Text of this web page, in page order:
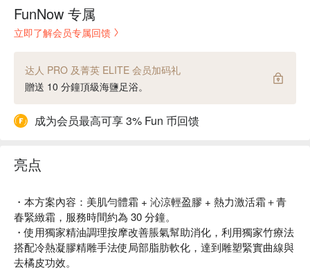
FunNow 专属
立即了解会员专属回馈
达人 PRO 及菁英 ELITE 会员加码礼
贈送 10 分鐘頂級海鹽足浴。
成为会员最高可享 3% Fun 币回馈
亮点
・本方案內容：美肌勻體霜 + 沁涼輕盈膠 + 熱力激活霜＋青
春緊緻霜，服務時間約為 30 分鐘。
・使用獨家精油調理按摩改善脹氣幫助消化，利用獨家竹療法
搭配冷熱凝膠精雕手法使局部脂肪軟化，達到雕塑緊實曲線與
去橘皮功效。